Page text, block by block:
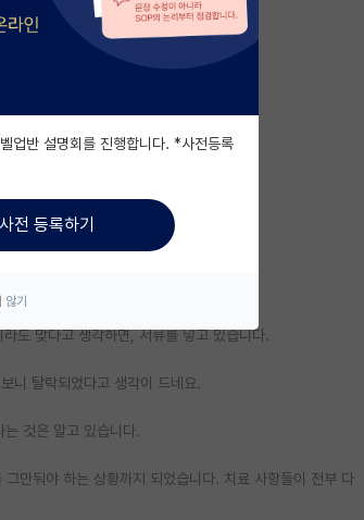
?
도 맞다고 생각하면, 서류를 넣고 있습니다.
니 탈락되었다고 생각이 드네요.
것은 알고 있습니다.
만둬야 하는 상황까지 되었습니다. 치료 사항들이 전부 다
업반 설명회를 진행합니다. *사전등록
사전 등록하기
기